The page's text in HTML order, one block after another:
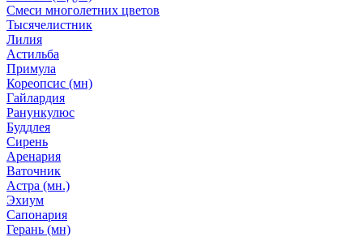
Смеси многолетних цветов
Тысячелистник
Лилия
Астильба
Примула
Кореопсис (мн)
Гайлардия
Ранункулюс
Буддлея
Сирень
Аренария
Ваточник
Астра (мн.)
Эхиум
Сапонария
Герань (мн)